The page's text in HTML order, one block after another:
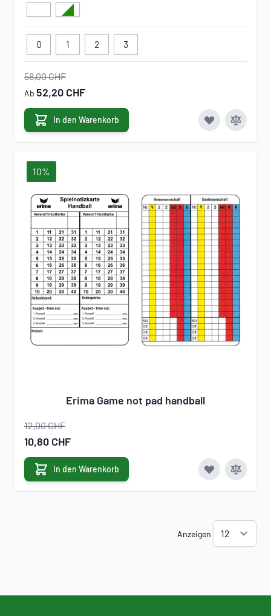
0 1 2 3
58,00 CHF
Ab 52,20 CHF
In den Warenkorb
10%
Erima Game not pad handball
12,00 CHF
Sonderangebot
10,80 CHF
In den Warenkorb
Anzeigen